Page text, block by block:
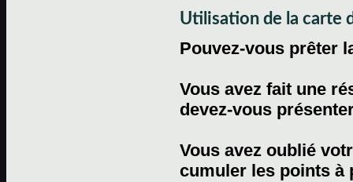
Utilisation de la carte
Pouvez-vous prêter
Vous avez fait une
devez-vous
Vous avez oublié
cumuler les points